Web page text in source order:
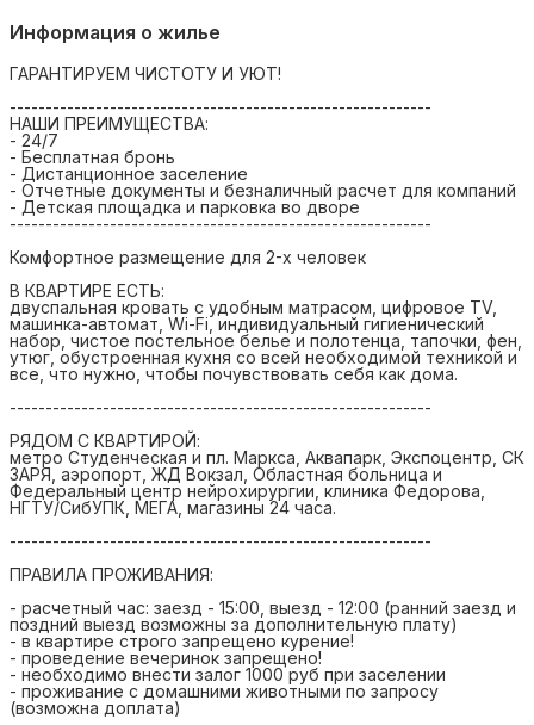
Информация о жилье
ГАРАНТИРУЕМ ЧИСТОТУ И УЮТ!
-----------------------------------------------------------
НАШИ ПРЕИМУЩЕСТВА:
- 24/7
- Бесплатная бронь
- Дистанционное заселение
- Отчетные документы и безналичный расчет для компаний
- Детская площадка и парковка во дворе
-----------------------------------------------------------
Комфортное размещение для 2-х человек
В КВАРТИРЕ ЕСТЬ:
двуспальная кровать с удобным матрасом, цифровое TV,
машинка-автомат, Wi-Fi, индивидуальный гигиенический
набор, чистое постельное белье и полотенца, тапочки, фен,
утюг, обустроенная кухня со всей необходимой техникой и
все, что нужно, чтобы почувствовать себя как дома.
-----------------------------------------------------------
РЯДОМ С КВАРТИРОЙ:
метро Студенческая и пл. Маркса, Аквапарк, Экспоцентр, СК
ЗАРЯ, аэропорт, ЖД Вокзал, Областная больница и
Федеральный центр нейрохирургии, клиника Федорова,
НГТУ/СибУПК, МЕГА, магазины 24 часа.
-----------------------------------------------------------
ПРАВИЛА ПРОЖИВАНИЯ:
- расчетный час: заезд - 15:00, выезд - 12:00 (ранний заезд и
поздний выезд возможны за дополнительную плату)
- в квартире строго запрещено курение!
- проведение вечеринок запрещено!
- необходимо внести залог 1000 руб при заселении
- проживание с домашними животными по запросу
(возможна доплата)